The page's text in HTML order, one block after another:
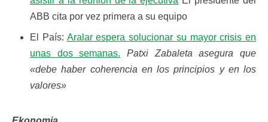
ABB cita por vez primera a su equipo
El País: Aralar espera solucionar su mayor crisis en
unas dos semanas. Patxi Zabaleta asegura que
«debe haber coherencia en los principios y en los
valores»